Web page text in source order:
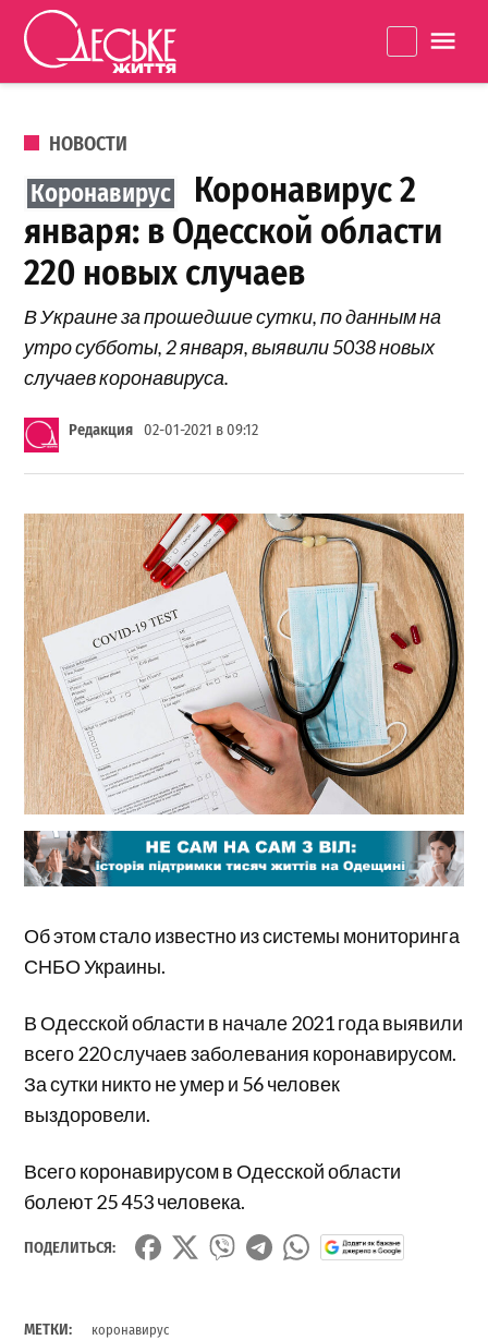
Перейти к содержанию
життя
ОПУБЛИКОВАНО В
НОВОСТИ
Коронавирус 2
января: в Одесской области
220 новых случаев
В Украине за прошедшие сутки, по данным на
утро субботы, 2 января, выявили 5038 новых
случаев коронавируса.
Редакция 02-01-2021 в 09:12
Об этом стало известно из системы мониторинга
СНБО Украины.
В Одесской области в начале 2021 года выявили
всего 220 случаев заболевания коронавирусом.
За сутки никто не умер и 56 человек
выздоровели.
Всего коронавирусом в Одесской области
болеют 25 453 человека.
ПОДЕЛИТЬСЯ:
МЕТКИ: коронавирус